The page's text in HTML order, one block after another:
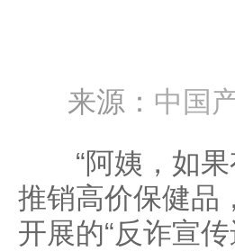
来源： 中国
“阿姨，如果
推销高价保健品
开展的“反诈宣